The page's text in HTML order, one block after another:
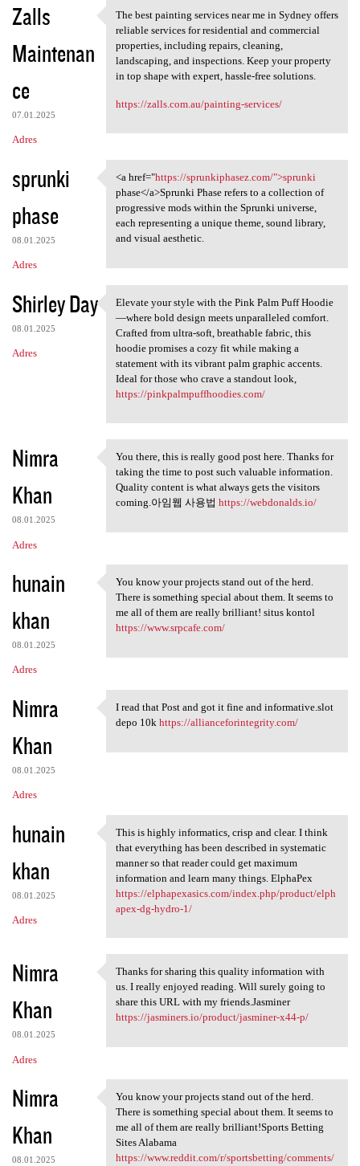
Zalls
Maintenan
ce
07.01.2025
Adres
The best painting services
The best painting services near me in Sydney offers
reliable services for residential and commercial
properties, including repairs, cleaning,
landscaping, and inspections. Keep your property
in top shape with expert, hassle-free solutions.
https://zalls.com.au/painting-services/
sprunki
phase
08.01.2025
Adres
<a href="https:/
<a href="https://sprunkiphasez.com/">sprunki
phase</a>Sprunki Phase refers to a collection of
progressive mods within the Sprunki universe,
each representing a unique theme, sound library,
and visual aesthetic.
Shirley Day
08.01.2025
Adres
Elevate your style with the
Elevate your style with the Pink Palm Puff Hoodie
—where bold design meets unparalleled comfort.
Crafted from ultra-soft, breathable fabric, this
hoodie promises a cozy fit while making a
statement with its vibrant palm graphic accents.
Ideal for those who crave a standout look,
https://pinkpalmpuffhoodies.com/
Nimra
Khan
08.01.2025
Adres
You there, this is really
You there, this is really good post here. Thanks for
taking the time to post such valuable information.
Quality content is what always gets the visitors
coming.아임웹 사용법 https://webdonalds.io/
hunain
khan
08.01.2025
Adres
You know your projects stand
You know your projects stand out of the herd.
There is something special about them. It seems to
me all of them are really brilliant! situs kontol
https://www.srpcafe.com/
Nimra
Khan
08.01.2025
Adres
I read that Post and got it
I read that Post and got it fine and informative.slot
depo 10k https://allianceforintegrity.com/
hunain
khan
08.01.2025
Adres
This is highly informatics,
This is highly informatics, crisp and clear. I think
that everything has been described in systematic
manner so that reader could get maximum
information and learn many things. ElphaPex
https://elphapexasics.com/index.php/product/elph
apex-dg-hydro-1/
Nimra
Khan
08.01.2025
Adres
Thanks for sharing this
Thanks for sharing this quality information with
us. I really enjoyed reading. Will surely going to
share this URL with my friends.Jasminer
https://jasminers.io/product/jasminer-x44-p/
Nimra
Khan
08.01.2025
You know your projects stand
You know your projects stand out of the herd.
There is something special about them. It seems to
me all of them are really brilliant!Sports Betting
Sites Alabama
https://www.reddit.com/r/sportsbetting/comments/